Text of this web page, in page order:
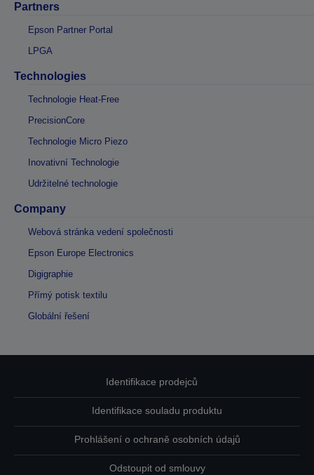
Partners
Epson Partner Portal
LPGA
Technologies
Technologie Heat-Free
PrecisionCore
Technologie Micro Piezo
Inovativní Technologie
Udržitelné technologie
Company
Webová stránka vedení společnosti
Epson Europe Electronics
Digigraphie
Přímý potisk textilu
Globální řešení
Identifikace prodejců
Identifikace souladu produktu
Prohlášení o ochraně osobních údajů
Odstoupit od smlouvy